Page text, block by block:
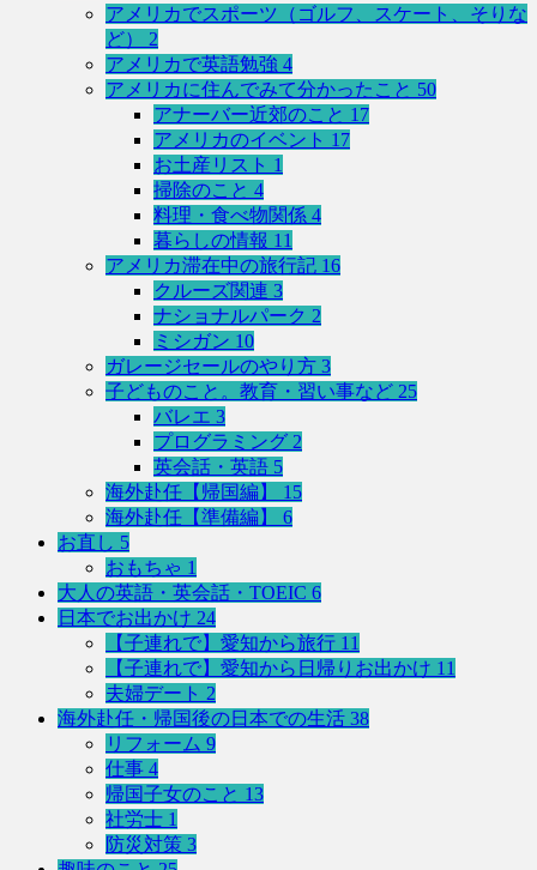
アメリカでスポーツ（ゴルフ、スケート、そりな
ど） 2
アメリカで英語勉強 4
アメリカに住んでみて分かったこと 50
アナーバー近郊のこと 17
アメリカのイベント 17
お土産リスト 1
掃除のこと 4
料理・食べ物関係 4
暮らしの情報 11
アメリカ滞在中の旅行記 16
クルーズ関連 3
ナショナルパーク 2
ミシガン 10
ガレージセールのやり方 3
子どものこと。教育・習い事など 25
バレエ 3
プログラミング 2
英会話・英語 5
海外赴任【帰国編】 15
海外赴任【準備編】 6
お直し 5
おもちゃ 1
大人の英語・英会話・TOEIC 6
日本でお出かけ 24
【子連れで】愛知から旅行 11
【子連れで】愛知から日帰りお出かけ 11
夫婦デート 2
海外赴任・帰国後の日本での生活 38
リフォーム 9
仕事 4
帰国子女のこと 13
社労士 1
防災対策 3